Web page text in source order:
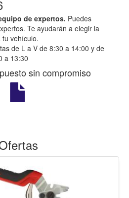
de expertos. Puedes
Te ayudarán a elegir la
vehículo.
de L a V de 8:30 a 14:00 y de
a 13:30
sin compromiso